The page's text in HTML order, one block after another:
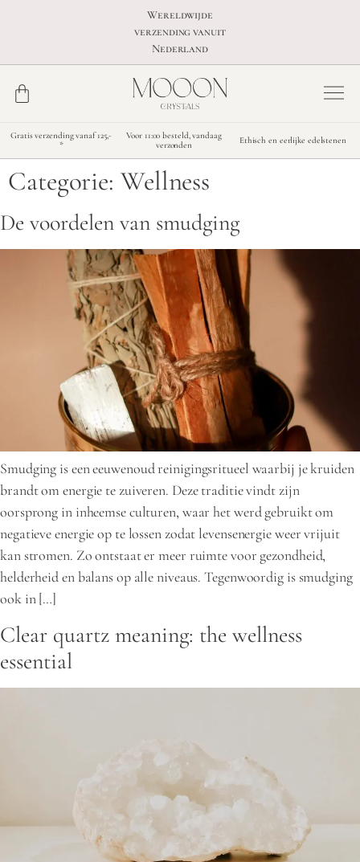
Wereldwijde
verzending vanuit
Nederland
Gratis verzending vanaf 125,-
*
Voor 11:00 besteld, vandaag
verzonden
Ethisch en eerlijke edelstenen
Categorie: Wellness
De voordelen van smudging
Smudging is een eeuwenoud reinigingsritueel waarbij je kruiden
brandt om energie te zuiveren. Deze traditie vindt zijn
oorsprong in inheemse culturen, waar het werd gebruikt om
negatieve energie op te lossen zodat levensenergie weer vrijuit
kan stromen. Zo ontstaat er meer ruimte voor gezondheid,
helderheid en balans op alle niveaus. Tegenwoordig is smudging
ook in […]
Clear quartz meaning: the wellness
essential